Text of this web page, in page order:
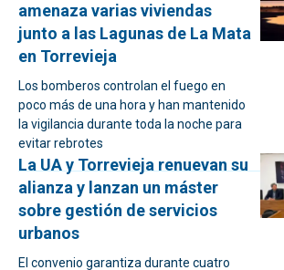
amenaza varias viviendas
junto a las Lagunas de La Mata
en Torrevieja
Los bomberos controlan el fuego en
poco más de una hora y han mantenido
la vigilancia durante toda la noche para
evitar rebrotes
La UA y Torrevieja renuevan su
alianza y lanzan un máster
sobre gestión de servicios
urbanos
El convenio garantiza durante cuatro